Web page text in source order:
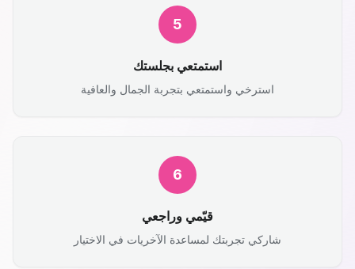
5
استمتعي بجلستك
استرخي واستمتعي بتجربة الجمال والعافية
6
قيّمي وراجعي
شاركي تجربتك لمساعدة الآخريات في الاختيار